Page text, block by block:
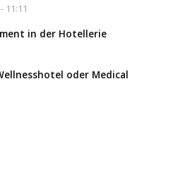
11:11
in der Hotellerie
oder Medical